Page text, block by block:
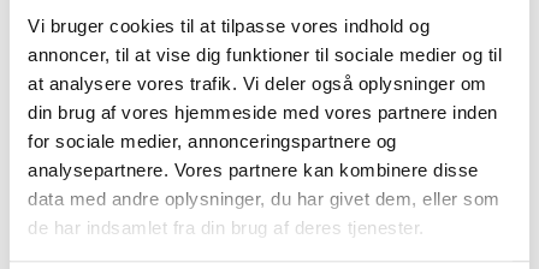
Vi bruger cookies til at tilpasse vores indhold og
annoncer, til at vise dig funktioner til sociale medier og til
at analysere vores trafik. Vi deler også oplysninger om
din brug af vores hjemmeside med vores partnere inden
for sociale medier, annonceringspartnere og
analysepartnere. Vores partnere kan kombinere disse
data med andre oplysninger, du har givet dem, eller som
de har indsamlet fra din brug af deres tjenester.
Der foreslås desuden et retskrav på en skematisk
værdiansættelse ved opgørelsen af bo- og gaveafgiften
ved generationsskifte af en erhvervsvirksomhed.
Søskende og gaveafgift
Fra 1. januar 2027 sidestilles søskende med nærtstående